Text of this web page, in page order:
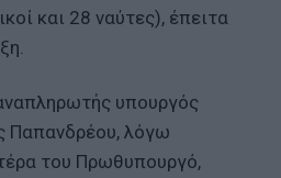
και 28 ναύτες), έπειτα
υπουργός
Παπανδρέου, λόγω
του Πρωθυπουργό,